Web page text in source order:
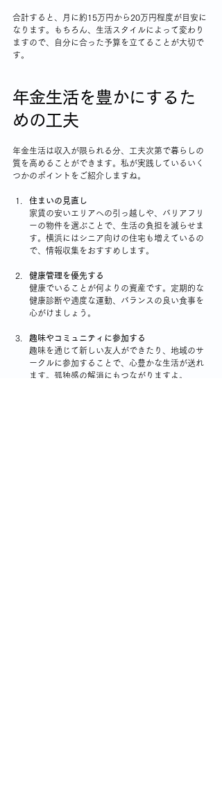
合計すると、月に約15万円から20万円程度が目安に
なります。もちろん、生活スタイルによって変わり
ますので、自分に合った予算を立てることが大切で
す。
年金生活を豊かにするた
めの工夫
年金生活は収入が限られる分、工夫次第で暮らしの
質を高めることができます。私が実践しているいく
つかのポイントをご紹介しますね。
住まいの見直し
家賃の安いエリアへの引っ越しや、バリアフリ
ーの物件を選ぶことで、生活の負担を減らせま
す。横浜にはシニア向けの住宅も増えているの
で、情報収集をおすすめします。
健康管理を優先する
健康でいることが何よりの資産です。定期的な
健康診断や適度な運動、バランスの良い食事を
心がけましょう。
趣味やコミュニティに参加する
趣味を通じて新しい友人ができたり、地域のサ
ークルに参加することで、心豊かな生活が送れ
ます。孤独感の解消にもつながりますよ。